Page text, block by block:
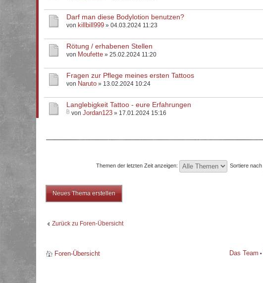
Darf man diese Bodylotion benutzen?
von killbill999 » 04.03.2024 11:23
Rötung / erhabenen Stellen
von Moufette » 25.02.2024 11:20
Fragen zur Pflege meines ersten Tattoos
von Naruto » 13.02.2024 10:24
Langlebigkeit Tattoo - eure Erfahrungen
von Jordan123 » 17.01.2024 15:16
Themen der letzten Zeit anzeigen: Sortiere nach
Neues Thema erstellen
Zurück zu Foren-Übersicht
Foren-Übersicht Das Team •